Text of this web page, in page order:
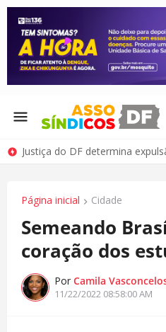
Página inicial Cidade
Semeando
coração dos
Por Camila
11/22/2022 08:58:00 AM